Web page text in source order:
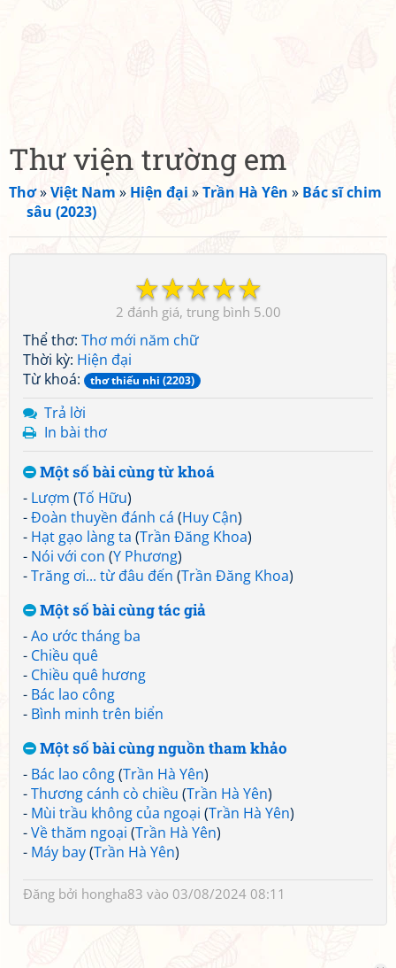
Thư viện trường em
Thơ»Việt Nam » Hiện đại »Trần Hà Yên » Bác sĩ chim
sâu (2023)
☆
☆
☆
☆
☆
2 5.00
Thể thơ: Thơ mới năm chữ
Thời kỳ: Hiện đại
Từ khoá:
thơ thiếu nhi (2203)
Trả lời
In bài thơ
Một số bài cùng từ khoá
- Lượm (Tố Hữu)
-Đoàn thuyền đánh cá (Huy Cận)
- Hạt gạo làng ta (Trần Đăng Khoa)
- Nói với con (Y Phương)
-Trăng ơi... từ đâu đến (Trần Đăng Khoa)
Một số bài cùng tác giả
-Ao ước tháng ba
- Chiều quê
- Chiều quê hương
- Bác lao công
- Bình minh trên biển
Một số bài cùng nguồn tham khảo
- Bác lao công(Trần Hà Yên)
-Thương cánh cò chiều (Trần Hà Yên)
- Mùi trầu không của ngoại (Trần Hà Yên)
-Về thăm ngoại (Trần Hà Yên)
- Máy bay(Trần Hà Yên)
Đăng bởi hongha83 vào 03/08/2024 08:11